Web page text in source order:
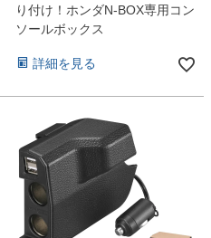
り付け！ホンダN-BOX専用コン
ソールボックス
詳細を見る